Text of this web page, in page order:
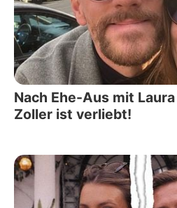
Nach Ehe-Aus mit
Zoller ist verliebt!